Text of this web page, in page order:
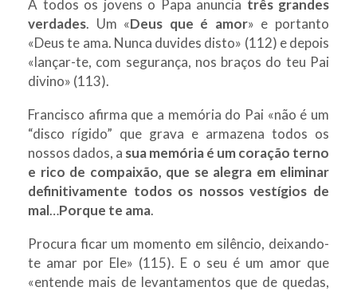
A todos os jovens o Papa anuncia três grandes
verdades. Um «Deus que é amor» e portanto
«Deus te ama. Nunca duvides disto» (112) e depois
«lançar-te, com segurança, nos braços do teu Pai
divino» (113).
Francisco afirma que a memória do Pai «não é um
“disco rígido” que grava e armazena todos os
nossos dados, a sua memória é um coração terno
e rico de compaixão, que se alegra em eliminar
definitivamente todos os nossos vestígios de
mal…Porque te ama.
Procura ficar um momento em silêncio, deixando-
te amar por Ele» (115). E o seu é um amor que
«entende mais de levantamentos que de quedas,